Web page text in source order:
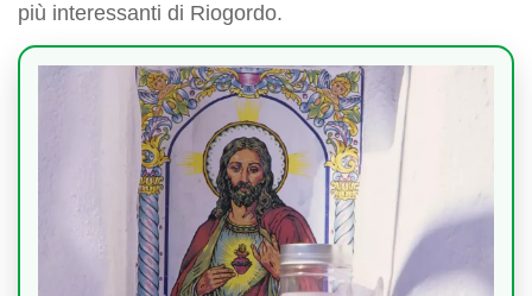
più interessanti di Riogordo.